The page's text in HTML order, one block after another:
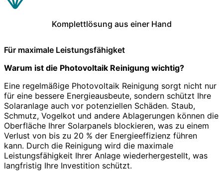
Komplettlösung aus einer Hand
Für maximale Leistungsfähigket
Warum ist die Photovoltaik Reinigung wichtig?
Eine regelmäßige Photovoltaik Reinigung sorgt nicht nur
für eine bessere Energieausbeute, sondern schützt Ihre
Solaranlage auch vor potenziellen Schäden. Staub,
Schmutz, Vogelkot und andere Ablagerungen können die
Oberfläche Ihrer Solarpanels blockieren, was zu einem
Verlust von bis zu 20 % der Energieeffizienz führen
kann. Durch die Reinigung wird die maximale
Leistungsfähigkeit Ihrer Anlage wiederhergestellt, was
langfristig Ihre Investition schützt.